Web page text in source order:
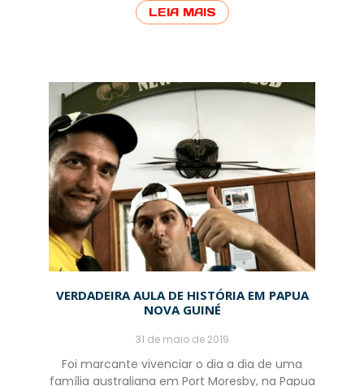
LEIA MAIS
VERDADEIRA AULA DE HISTÓRIA EM PAPUA
NOVA GUINÉ
31 de maio de 2019
Foi marcante vivenciar o dia a dia de uma
família australiana em Port Moresby, na Papua